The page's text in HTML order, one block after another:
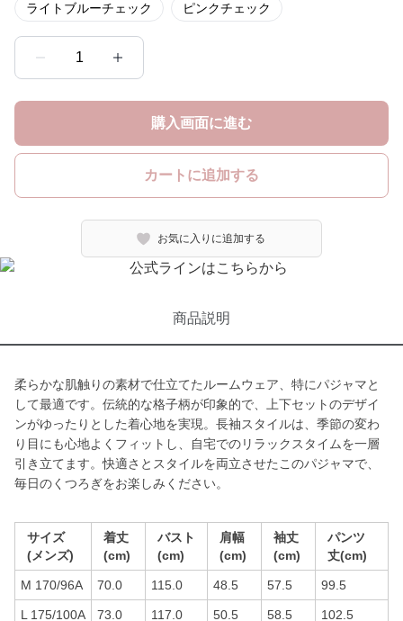
ライトブルーチェック ピンクチェック
1
購入画面に進む
カートに追加する
お気に入りに追加する
商品説明
柔らかな肌触りの素材で仕立てたルームウェア、特にパジャマと
して最適です。伝統的な格子柄が印象的で、上下セットのデザイ
ンがゆったりとした着心地を実現。長袖スタイルは、季節の変わ
り目にも心地よくフィットし、自宅でのリラックスタイムを一層
引き立てます。快適さとスタイルを両立させたこのパジャマで、
毎日のくつろぎをお楽しみください。
サイズ
(メンズ)
着丈
(cm)
バスト
(cm)
肩幅
(cm)
袖丈
(cm)
パンツ
丈(cm)
M 170/96A 70.0 115.0 48.5 57.5 99.5
L 175/100A 73.0 117.0 50.5 58.5 102.5